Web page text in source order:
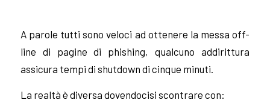
A parole tutti sono veloci ad ottenere la messa off-
line di pagine di phishing, qualcuno addirittura
assicura tempi di shutdown di cinque minuti.
La realtà è diversa dovendocisi scontrare con: